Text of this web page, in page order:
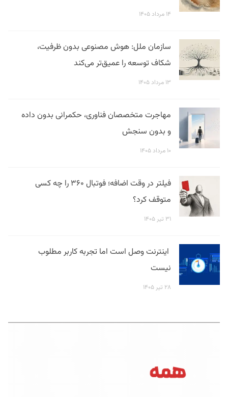
۱۴ مرداد ۱۴۰۵
سازمان ملل: هوش مصنوعی بدون ظرفیت،
شکاف توسعه را عمیق‌تر می‌کند
۱۳ مرداد ۱۴۰۵
مهاجرت متخصصان فناوری، حکمرانی بدون داده
و بدون سنجش
۱۰ مرداد ۱۴۰۵
فیلتر در وقت اضافه؛ فوتبال ۳۶۰ را چه کسی
متوقف کرد؟
۳۱ تیر ۱۴۰۵
اینترنت وصل است اما تجربه کاربر مطلوب
نیست
۲۸ تیر ۱۴۰۵